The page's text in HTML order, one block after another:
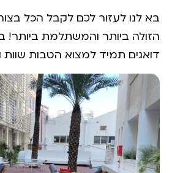
בא לנו לעזור לכם לקבל הכל
הזולה ביותר והמשתלמת ביותר!
דואגים תמיד למצוא הטבות שוות